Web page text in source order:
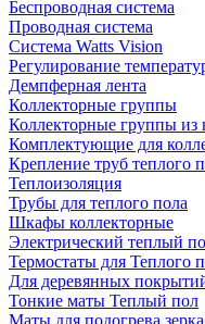
Беспроводная система
Проводная система
Система Watts Vision
Регулирование
Демпферная лента
Коллекторные группы
Коллекторные группы из
Комплектующие для
Крепление труб теплого
Теплоизоляция
Трубы для теплого пола
Шкафы коллекторные
Электрический теплый
Термостаты для Теплого
Для деревянных
Тонкие маты Теплый пол
Маты для подогрева